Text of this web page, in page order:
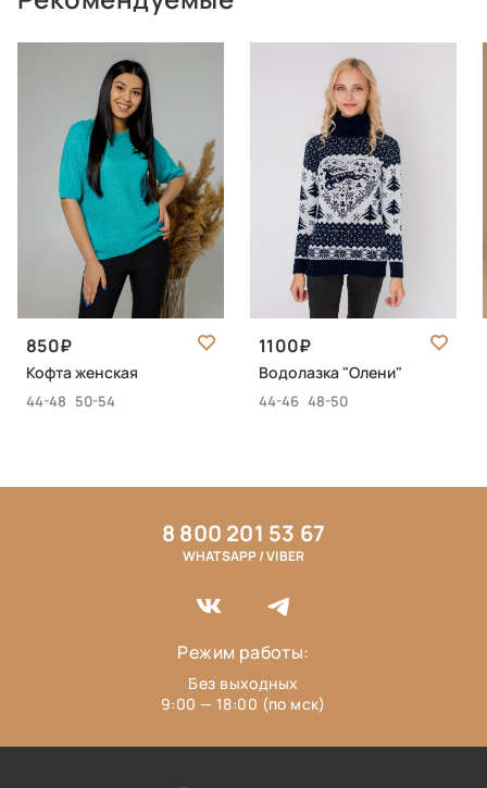
850
Кофта женская
44-48 50-54
1100
Водолазка "Олени"
44-46 48-50
8 800 201 53 67
WHATSAPP / VIBER
Режим работы:
Без выходных
9:00 — 18:00 (по мск)